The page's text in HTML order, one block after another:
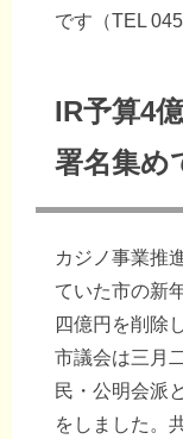
です（TEL
IR予算4
署名集め
カジノ事業推
ていた市の新
四億円を削除
市議会は三月
民・公明会派
をしました。